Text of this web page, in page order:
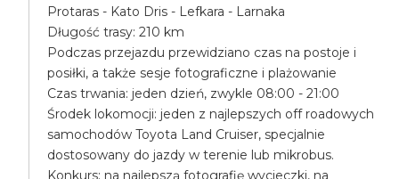
Protaras - Kato Dris - Lefkara - Larnaka
Długość trasy: 210 km
Podczas przejazdu przewidziano czas na postoje i
posiłki, a także sesje fotograficzne i plażowanie
Czas trwania: jeden dzień, zwykle 08:00 - 21:00
Środek lokomocji: jeden z najlepszych off roadowych
samochodów Toyota Land Cruiser, specjalnie
dostosowany do jazdy w terenie lub mikrobus.
Konkurs: na najlepszą fotografię wycieczki, na